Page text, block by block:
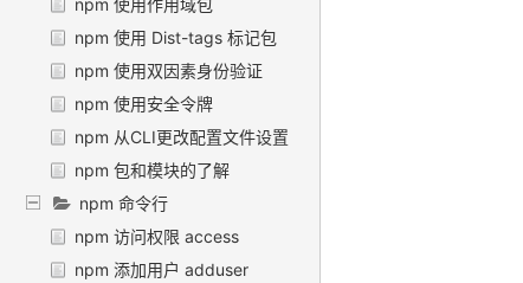
npm 使用作用域包
npm 使用 Dist-tags 标记包
npm 使用双因素身份验证
npm 使用安全令牌
npm 从CLI更改配置文件设置
npm 包和模块的了解
npm 命令行
npm 访问权限 access
npm 添加用户 adduser